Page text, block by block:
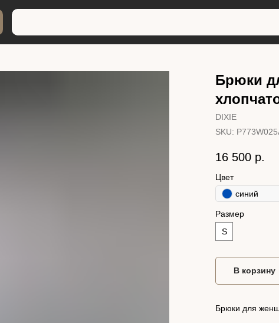
Брюки
DIXIE
SKU:
16 500 р.
Цвет
синий
Размер
S
В корзину
Брюки для